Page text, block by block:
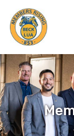
content